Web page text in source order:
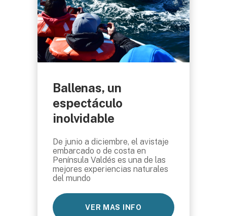
Ballenas, un
espectáculo
inolvidable
De junio a diciembre, el avistaje
embarcado o de costa en
Península Valdés es una de las
mejores experiencias naturales
del mundo
VER MAS INFO